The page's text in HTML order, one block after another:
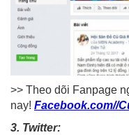
>> Theo dõi Fanpage
nay! Facebook.com//
3. Twitter: